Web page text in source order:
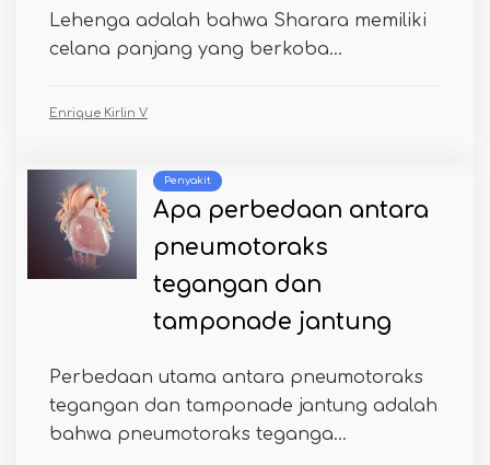
Lehenga adalah bahwa Sharara memiliki
celana panjang yang berkoba...
Enrique Kirlin V
Penyakit
Apa perbedaan antara
pneumotoraks
tegangan dan
tamponade jantung
Perbedaan utama antara pneumotoraks
tegangan dan tamponade jantung adalah
bahwa pneumotoraks teganga...